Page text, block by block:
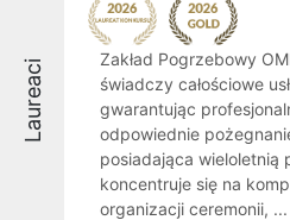
Laureaci
Zakład Pogrzebowy
świadczy całościowe
gwarantując
odpowiednie
posiadająca wieloletnią
koncentruje się na
organizacji ceremonii, ...